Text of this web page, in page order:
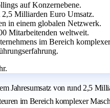
auf Konzernebene.
2,5 Milliarden Euro Umsatz.
in einem globalen Netzwerk.
Mitarbeitenden weltweit.
im Bereich
Jahresumsatz von rund 2,5
im Bereich komplexer